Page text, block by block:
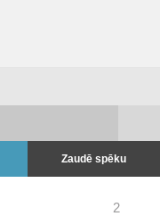
Zaudē spēku
2